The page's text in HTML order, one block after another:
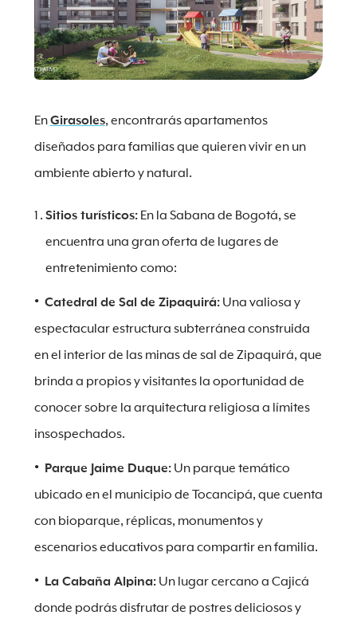
EnGirasoles, encontrarás apartamentos
diseñados para familias que quieren vivir en un
ambiente abierto y natural.
Sitios turísticos:En la Sabana de Bogotá, se
encuentra una gran oferta de lugares de
entretenimiento como:
Catedral de Sal de Zipaquirá:Una valiosa y
espectacular estructura subterránea construida
en el interior de las minas de sal de Zipaquirá, que
brinda a propios y visitantes la oportunidad de
conocer sobre la arquitectura religiosa a límites
insospechados.
Parque Jaime Duque:Un parque temático
ubicado en el municipio de Tocancipá, que cuenta
con bioparque, réplicas, monumentos y
escenarios educativos para compartir en familia.
La Cabaña Alpina:Un lugar cercano a Cajicá
donde podrás disfrutar de postres deliciosos y